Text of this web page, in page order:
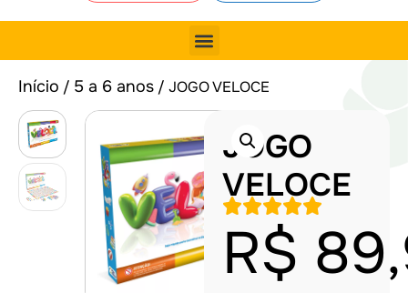
Início / 5 a 6 anos / JOGO VELOCE
JOGO
VELOCE
R$